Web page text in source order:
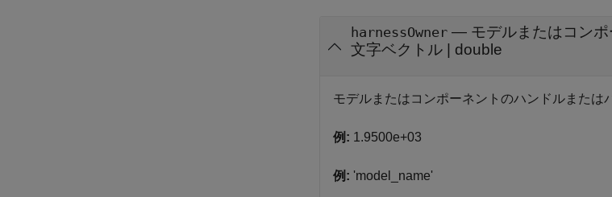
harnessOwner — モデルまたはコンポ
文字ベクトル
double
モデルまたはコンポーネントのハンドルまたは
例: 1.9500e+03
例: 'model_name'